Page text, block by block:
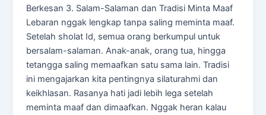
Berkesan 3. Salam-Salaman dan Tradisi Minta Maaf
Lebaran nggak lengkap tanpa saling meminta maaf.
Setelah sholat Id, semua orang berkumpul untuk
bersalam-salaman. Anak-anak, orang tua, hingga
tetangga saling memaafkan satu sama lain. Tradisi
ini mengajarkan kita pentingnya silaturahmi dan
keikhlasan. Rasanya hati jadi lebih lega setelah
meminta maaf dan dimaafkan. Nggak heran kalau